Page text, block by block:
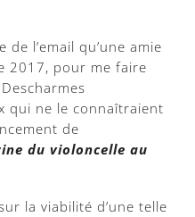
de l’email qu’une amie
2017, pour me faire
qui ne le connaîtraient
de
du violoncelle au
la viabilité d’une telle